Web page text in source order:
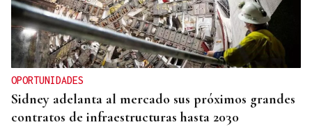
OPORTUNIDADES
Sidney adelanta al mercado sus próximos grandes
contratos de infraestructuras hasta 2030